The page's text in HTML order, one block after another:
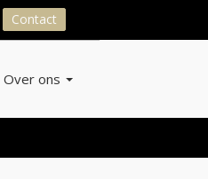
Contact
Over ons